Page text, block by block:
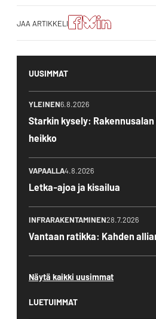
JAA ARTIKKELI
Jaa
artikkeli
Facebookissa
Jaa
artikkeli
Blueskyssa
Jako:
Jaa
artikkeli
UUSIMMAT
YLEINEN6.8.2026
Starkin kysely:
heikko
VAPAALLA4.8.2026
Letka-ajoa ja kisailua
INFRARAKENTAMINEN28.7.2026
Vantaan ratikka: Kahden
Näytä kaikki uusimmat
LUETUIMMAT